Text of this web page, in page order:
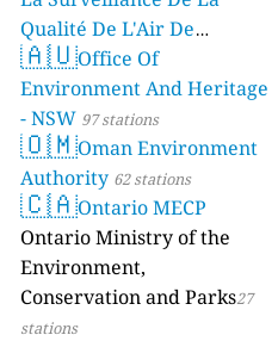
Qualité De L'Air De
Mayotte 4 stations
🇦🇺Office Of
Environment And Heritage
- NSW 97 stations
🇴🇲Oman Environment
Authority 62 stations
🇨🇦Ontario MECP
Ontario Ministry of the
Environment,
Conservation and Parks27
stations